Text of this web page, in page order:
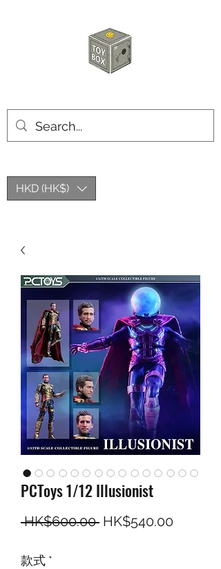
HKD (HK$)
PCToys 1/12 Illusionist
HK$600.00 一般價格
HK$540.00促銷價格
款式 *